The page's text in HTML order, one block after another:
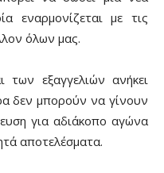
εναρμονίζεται με τις
όλων μας.
εξαγγελιών ανήκει
δεν μπορούν να γίνουν
για αδιάκοπο αγώνα
αποτελέσματα.